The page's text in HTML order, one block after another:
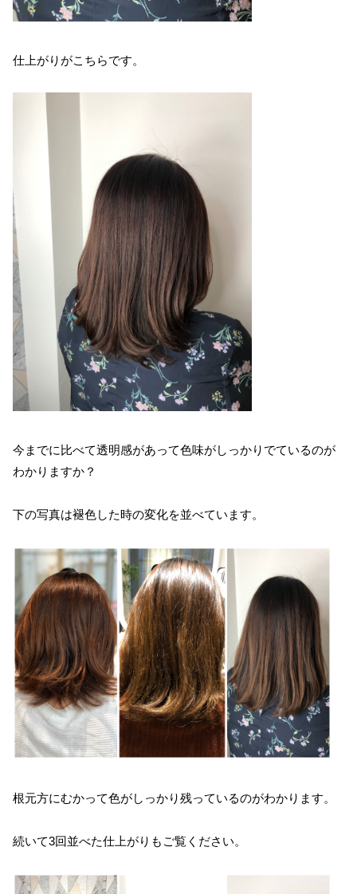
仕上がりがこちらです。
今までに比べて透明感があって色味がしっかりでているのが
わかりますか？
下の写真は褪色した時の変化を並べています。
根元方にむかって色がしっかり残っているのがわかります。
続いて3回並べた仕上がりもご覧ください。